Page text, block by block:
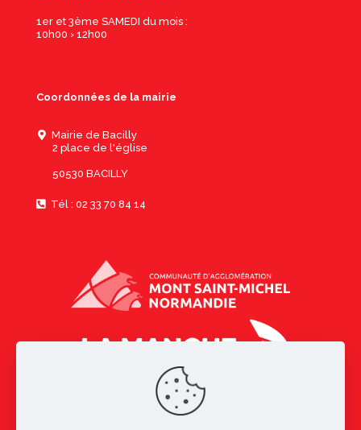
1er et 3ème SAMEDI du mois :
10h00 › 12h00
Coordonnées de la mairie
Mairie de Bacilly
2 place de l'église
50530 BACILLY
Tél : 02 33 70 84 14